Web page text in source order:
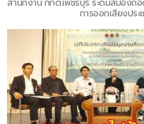
สำนักงาน กกต.เพชรบุรี ระดมสมองถ
การออกเสียงประ